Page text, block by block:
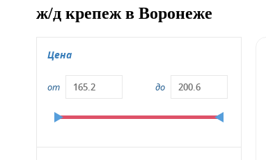
ж/д крепеж в Воронеже
Цена
от до